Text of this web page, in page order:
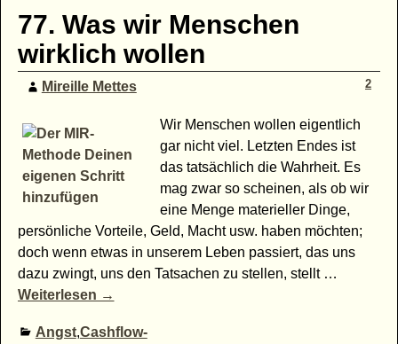
77. Was wir Menschen
wirklich wollen
Mireille Mettes 2
Wir Menschen wollen eigentlich
gar nicht viel. Letzten Endes ist
das tatsächlich die Wahrheit. Es
mag zwar so scheinen, als ob wir
eine Menge materieller Dinge,
persönliche Vorteile, Geld, Macht usw. haben möchten;
doch wenn etwas in unserem Leben passiert, das uns
dazu zwingt, uns den Tatsachen zu stellen, stellt …
Weiterlesen →
Angst,Cashflow-